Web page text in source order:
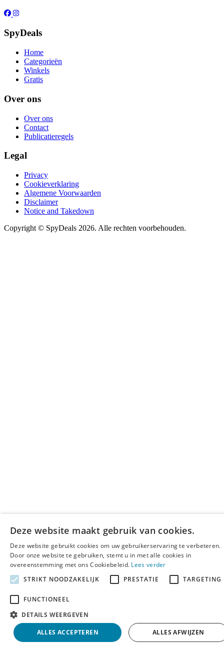
SpyDeals
Home
Categorieën
Winkels
Gratis
Over ons
Over ons
Contact
Publicatieregels
Legal
Privacy
Cookieverklaring
Algemene Voorwaarden
Disclaimer
Notice and Takedown
Copyright © SpyDeals 2026. Alle rechten voorbehouden.
Deze website maakt gebruik van cookies.
Deze website gebruikt cookies om uw gebruikerservaring te verbeteren.
Door onze website te gebruiken, stemt u in met alle cookies in
overeenstemming met ons Cookiebeleid. Lees verder
STRIKT NOODZAKELIJK
PRESTATIE TARGETING
FUNCTIONEEL
DETAILS WEERGEVEN
ALLES ACCEPTEREN ALLES AFWIJZEN